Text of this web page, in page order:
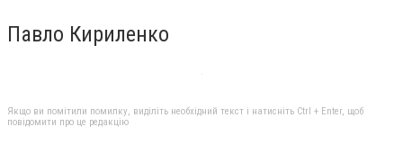
Павло Кириленко
Якщо ви помітили помилку, виділіть необхідний текст і натисніть Ctrl + Enter, щоб
повідомити про це редакцію